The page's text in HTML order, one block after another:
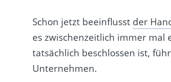
Schon jetzt beeinflusst der
es zwischenzeitlich immer mal
tatsächlich beschlossen ist,
Unternehmen.